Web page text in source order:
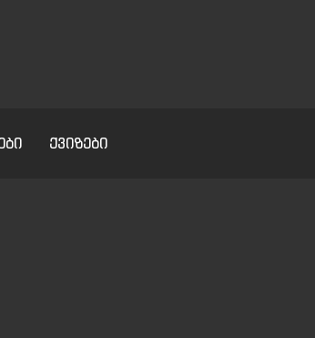
ქვიზები